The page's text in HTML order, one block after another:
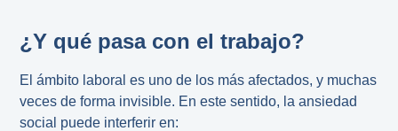
¿Y qué pasa con el trabajo?
El ámbito laboral es uno de los más afectados, y muchas
veces de forma invisible. En este sentido, la ansiedad
social puede interferir en: